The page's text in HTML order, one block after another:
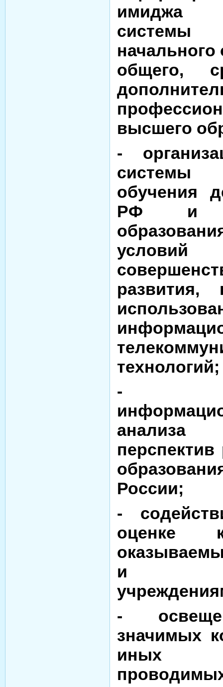
имиджа
системы
начального
общего,
высшего
-
системы
обучения
РФ и
технологий;
-
России;
-
оценке
и
-
значимых
иных